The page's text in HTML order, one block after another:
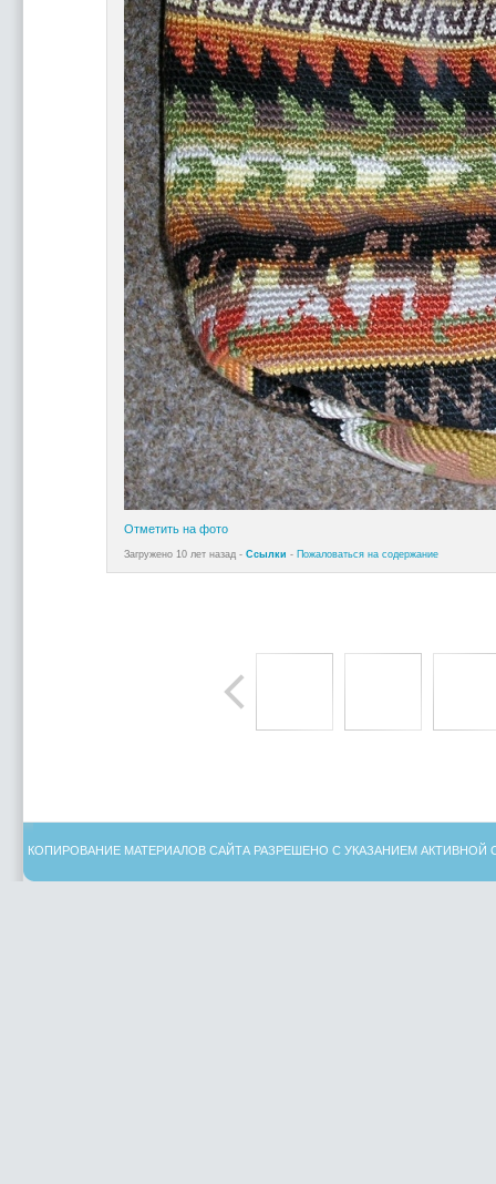
Отметить на фото
Загружено 10 лет назад - Ссылки - Пожаловаться на содержание
КОПИРОВАНИЕ МАТЕРИАЛОВ САЙТА РАЗРЕШЕНО С УКАЗАНИЕМ АКТИВНОЙ